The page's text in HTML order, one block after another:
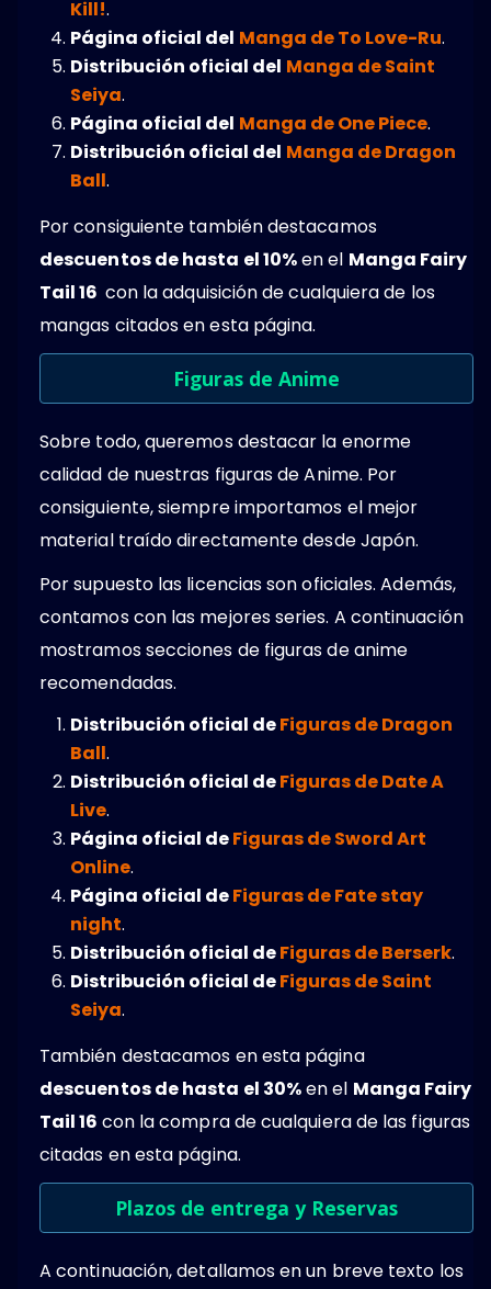
Kill!.
Página oficial del Manga de To Love-Ru.
Distribución oficial del Manga de Saint
Seiya.
Página oficial del Manga de One Piece.
Distribución oficial del Manga de Dragon
Ball.
Por consiguiente también destacamos
descuentos de hasta el 10%en el Manga Fairy
Tail 16 con la adquisición de cualquiera de los
mangas citados en esta página.
Figuras de Anime
Sobre todo, queremos destacar la enorme
calidad de nuestras figuras de Anime. Por
consiguiente, siempre importamos el mejor
material traído directamente desde Japón.
Por supuesto las licencias son oficiales. Además,
contamos con las mejores series. A continuación
mostramos secciones de figuras de anime
recomendadas.
Distribución oficial deFiguras de Dragon
Ball.
Distribución oficial deFiguras de Date A
Live.
Página oficial deFiguras de Sword Art
Online.
Página oficial deFiguras de Fate stay
night.
Distribución oficial deFiguras de Berserk.
Distribución oficial deFiguras de Saint
Seiya.
También destacamos en esta página
descuentos de hasta el 30%en el Manga Fairy
Tail 16 con la compra de cualquiera de las figuras
citadas en esta página.
Plazos de entrega y Reservas
A continuación, detallamos en un breve texto los